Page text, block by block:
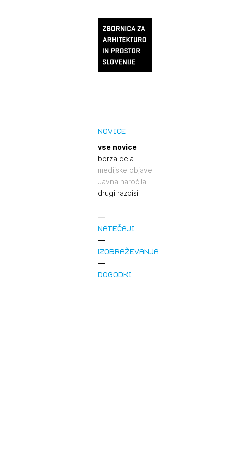
Novice
vse novice
borza dela
medijske objave
Javna naročila
drugi razpisi
Natečaji
Izobraževanja
Dogodki